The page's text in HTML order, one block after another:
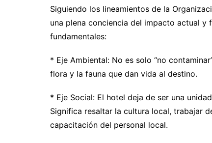
Siguiendo los lineamientos de la
una plena conciencia del impacto actual
fundamentales:
* Eje Ambiental: No es solo “no
flora y la fauna que dan vida al destino.
* Eje Social: El hotel deja de ser una
Significa resaltar la cultura local, trabajar
capacitación del personal local.